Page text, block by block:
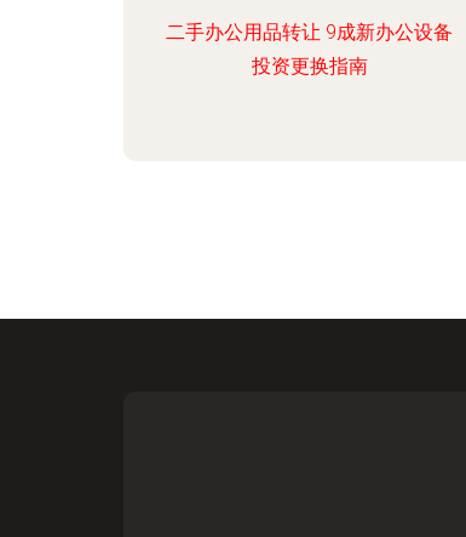
二手办公用品转让 9成新办公设备
投资更换指南